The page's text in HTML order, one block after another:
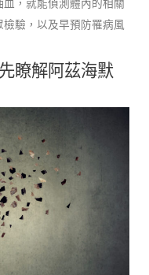
，就能偵測體內的相關
驗，以及早預防罹病風
瞭解阿茲海默